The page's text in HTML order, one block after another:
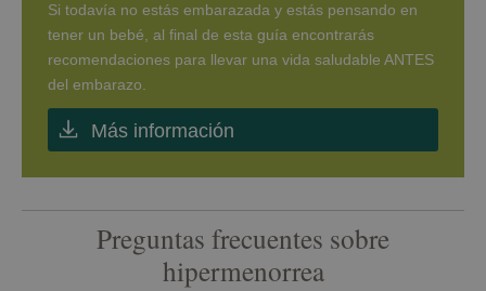
Si todavía no estás embarazada y estás pensando en
tener un bebé, al final de esta guía encontrarás
recomendaciones para llevar una vida saludable ANTES
del embarazo.
Más información
Preguntas frecuentes sobre
hipermenorrea